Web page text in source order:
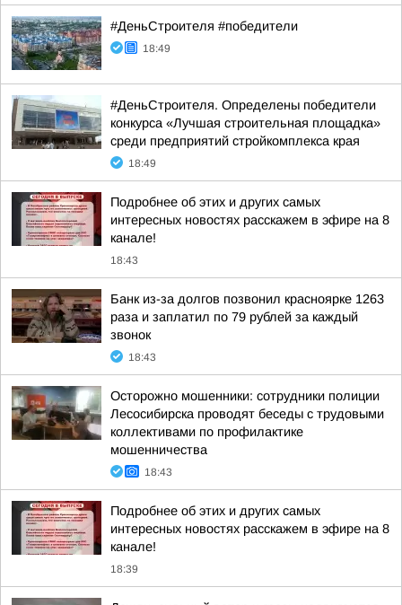
#ДеньСтроителя #победители
18:49
#ДеньСтроителя. Определены победители
конкурса «Лучшая строительная площадка»
среди предприятий стройкомплекса края
18:49
Подробнее об этих и других самых
интересных новостях расскажем в эфире на 8
канале!
18:43
Банк из-за долгов позвонил красноярке 1263
раза и заплатил по 79 рублей за каждый
звонок
18:43
Осторожно мошенники: сотрудники полиции
Лесосибирска проводят беседы с трудовыми
коллективами по профилактике
мошенничества
18:43
Подробнее об этих и других самых
интересных новостях расскажем в эфире на 8
канале!
18:39